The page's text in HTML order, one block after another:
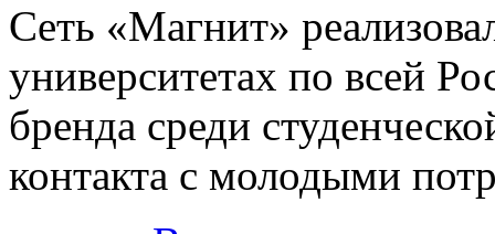
Сеть «Магнит»
университетах по всей
бренда среди
контакта с молодыми